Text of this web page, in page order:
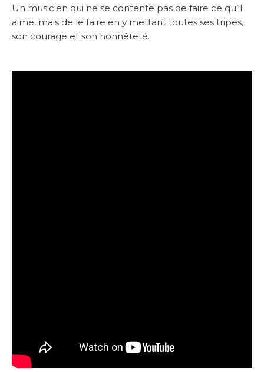
Un musicien qui ne se contente pas de faire ce qu’il
aime, mais de le faire en y mettant toutes ses tripes,
son courage et son honnêteté.